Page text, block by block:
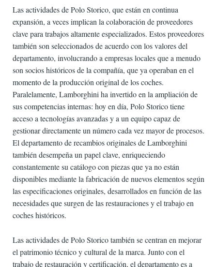
Las actividades de Polo Storico, que están en continua
expansión, a veces implican la colaboración de proveedores
clave para trabajos altamente especializados. Estos proveedores
también son seleccionados de acuerdo con los valores del
departamento, involucrando a empresas locales que a menudo
son socios históricos de la compañía, que ya operaban en el
momento de la producción original de los coches.
Paralelamente, Lamborghini ha invertido en la ampliación de
sus competencias internas: hoy en día, Polo Storico tiene
acceso a tecnologías avanzadas y a un equipo capaz de
gestionar directamente un número cada vez mayor de procesos.
El departamento de recambios originales de Lamborghini
también desempeña un papel clave, enriqueciendo
constantemente su catálogo con piezas que ya no están
disponibles mediante la fabricación de nuevos elementos según
las especificaciones originales, desarrollados en función de las
necesidades que surgen de las restauraciones y el trabajo en
coches históricos.
Las actividades de Polo Storico también se centran en mejorar
el patrimonio técnico y cultural de la marca. Junto con el
trabajo de restauración y certificación, el departamento es a